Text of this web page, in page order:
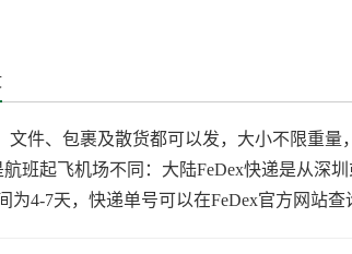
文件、包裹及散货都可以发，大小不限重量
班起飞机场不同：大陆FeDex快递是从深
为4-7天，快递单号可以在FeDex官方网站